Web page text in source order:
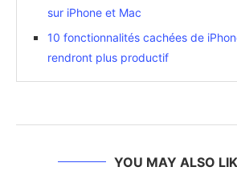
sur iPhone et Mac
10 fonctionnalités cachées de
rendront plus productif
YOU MAY ALSO